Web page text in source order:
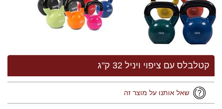
קטלבלס עם ציפוי ויניל 32 ק"ג
שאל אותנו על מוצר זה